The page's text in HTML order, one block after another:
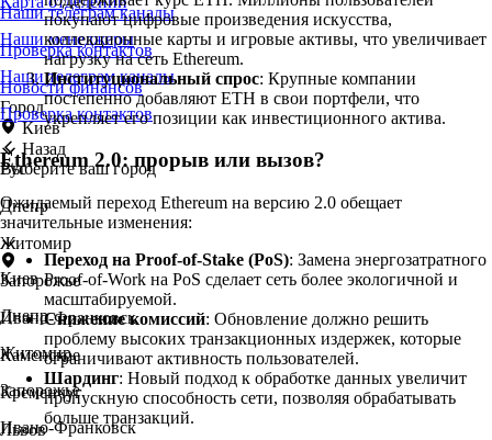
Наши телеграм каналы
Проверка контактов
Новости финансов
Город
Киев
Назад
Выберите ваш город
Днепр
Житомир
Запорожье
Ивано-Франковск
Каменское
Кременчуг
Львов
Наши менеджеры
Наши телеграм каналы
Проверка контактов
Рус
Киев
Днепр
Житомир
Запорожье
Ивано-Франковск
покупают цифровые произведения искусства,
коллекционные карты и игровые активы, что увеличивает
нагрузку на сеть Ethereum.
Институциональный спрос: Крупные компании
постепенно добавляют ETH в свои портфели, что
укрепляет его позиции как инвестиционного актива.
Ethereum 2.0: прорыв или вызов?
Ожидаемый переход Ethereum на версию 2.0 обещает
значительные изменения:
Переход на Proof-of-Stake (PoS): Замена энергозатратного
Proof-of-Work на PoS сделает сеть более экологичной и
масштабируемой.
Снижение комиссий: Обновление должно решить
проблему высоких транзакционных издержек, которые
ограничивают активность пользователей.
Шардинг: Новый подход к обработке данных увеличит
пропускную способность сети, позволяя обрабатывать
больше транзакций.